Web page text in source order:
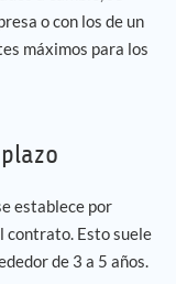
o con los de un
máximos para los
establece por
contrato. Esto suele
de 3 a 5 años.